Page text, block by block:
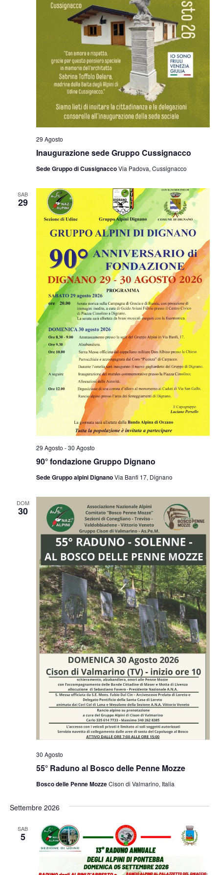
Inaugurazione sede Gruppo Cussignacco
29 Agosto
Sede Gruppo di CussignaccoVia Padova, Cussignacco
SAB
29
90° fondazione Gruppo Dignano
29 Agosto -30 Agosto
Sede Gruppo alpini DignanoVia Banfi 17, Dignano
DOM
30
55° Raduno al Bosco delle Penne Mozze
30 Agosto
Bosco delle Penne MozzeCison di Valmarino, Italia
Settembre 2026
SAB
5